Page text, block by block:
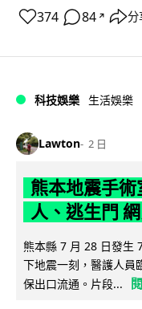
374 84 ↗ 分
科技娛樂 生活娛樂
Lawton 2 日
熊本地震手
人、逃生門
熊本縣 7 月 28 日發生
下地震一刻，醫護人員
保出口流通。片段...